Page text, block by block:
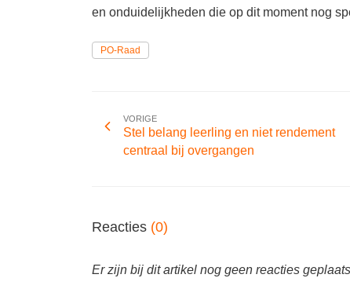
en onduidelijkheden die op dit moment nog
PO-Raad
VORIGE
Stel belang leerling en niet rendement
centraal bij overgangen
Reacties (0)
Er zijn bij dit artikel nog geen reacties